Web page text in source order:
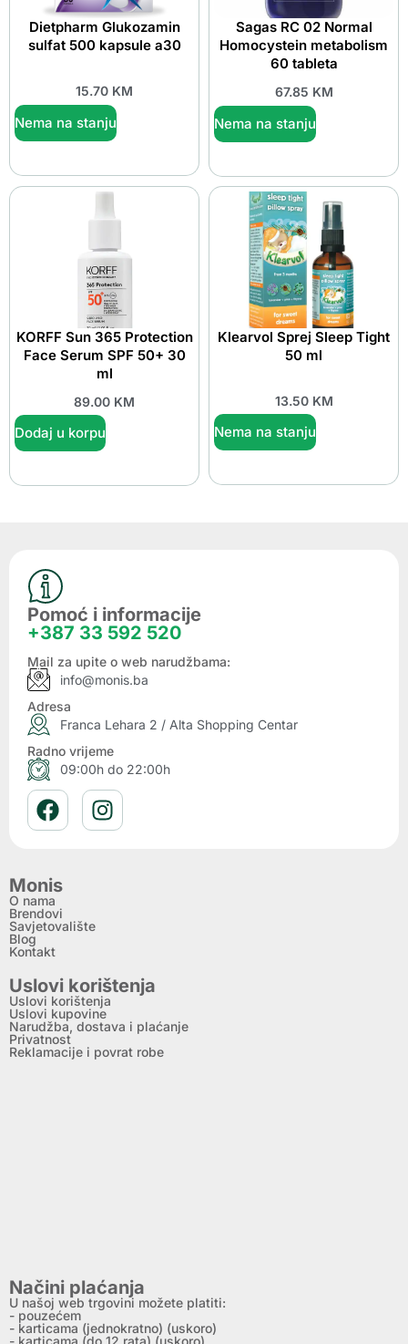
Dietpharm Glukozamin
sulfat 500 kapsule a30
15.70 KM
Nema na stanju
Sagas RC 02 Normal
Homocystein metabolism
60 tableta
67.85 KM
Nema na stanju
KORFF Sun 365 Protection
Face Serum SPF 50+ 30
ml
89.00 KM
Dodaj u korpu
Klearvol Sprej Sleep Tight
50 ml
13.50 KM
Nema na stanju
Pomoć i informacije
+387 33 592 520
Mail za upite o web narudžbama:
info@monis.ba
Adresa
Franca Lehara 2 / Alta Shopping Centar
Radno vrijeme
09:00h do 22:00h
Monis
O nama
Brendovi
Savjetovalište
Blog
Kontakt
Uslovi korištenja
Uslovi korištenja
Uslovi kupovine
Narudžba, dostava i plaćanje
Privatnost
Reklamacije i povrat robe
Načini plaćanja
U našoj web trgovini možete platiti:
- pouzećem
- karticama (jednokratno) (uskoro)
- karticama (do 12 rata) (uskoro)